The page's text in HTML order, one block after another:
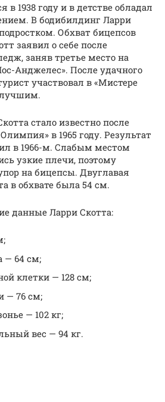
в 1938 году и в детстве обладал
В бодибилдинг Ларри
Обхват бицепсов
заявил о себе после
заняв третье место на
Анджелес». После удачного
участвовал в «Мистере
лучшим.
стало известно после
в 1965 году. Результат
в 1966-м. Слабым местом
узкие плечи, поэтому
на бицепсы. Двуглавая
в обхвате была 54 см.
данные Ларри Скотта:
— 64 см;
клетки — 128 см;
— 76 см;
— 102 кг;
вес — 94 кг.